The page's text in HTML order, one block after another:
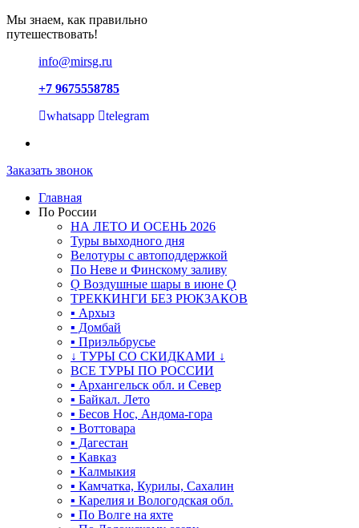
Мы знаем, как правильно
путешествовать!
info@mirsg.ru
+7 9675558785
whatsapp
telegram
Заказать звонок
Главная
По России
НА ЛЕТО И ОСЕНЬ 2026
Туры выходного дня
Велотуры с автоподдержкой
По Неве и Финскому заливу
Ǫ Воздушные шары в июне Ǫ
ТРЕККИНГИ БЕЗ РЮКЗАКОВ
▪ Архыз
▪ Домбай
▪ Приэльбрусье
↓ ТУРЫ СО СКИДКАМИ ↓
ВСЕ ТУРЫ ПО РОССИИ
▪ Архангельск обл. и Север
▪ Байкал. Лето
▪ Бесов Нос, Андома-гора
▪ Воттовара
▪ Дагестан
▪ Кавказ
▪ Калмыкия
▪ Камчатка, Курилы, Сахалин
▪ Карелия и Вологодская обл.
▪ По Волге на яхте